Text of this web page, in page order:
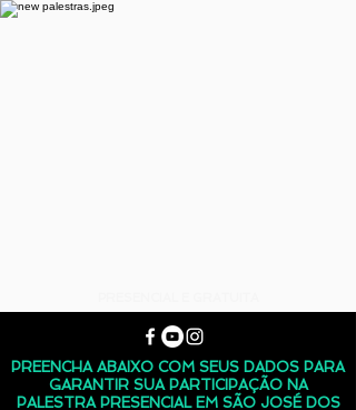
PREENCHA ABAIXO COM SEUS DADOS PARA
GARANTIR SUA PARTICIPAÇÃO NA
PALESTRA PRESENCIAL EM SÃO JOSÉ DOS